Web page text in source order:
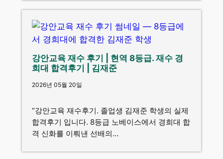
강안교육 재수 후기 | 현역 8등급. 재수 경
희대 합격후기 | 김재준
2026년 05월 20일
“강안교육 재수후기. 졸업생 김재준 학생의 실제
합격후기 입니다. 8등급 노베이스에서 경희대 합
격 신화를 이뤄낸 선배의…